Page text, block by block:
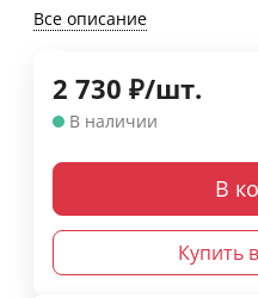
Все описание
2 730 ₽/шт.
В наличии
В
Купить